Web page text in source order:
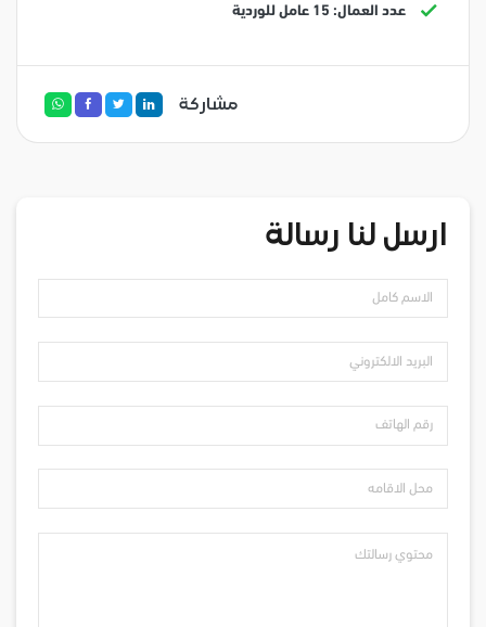
عدد العمال: 15 عامل للوردية
مشاركة
ارسل لنا رسالة